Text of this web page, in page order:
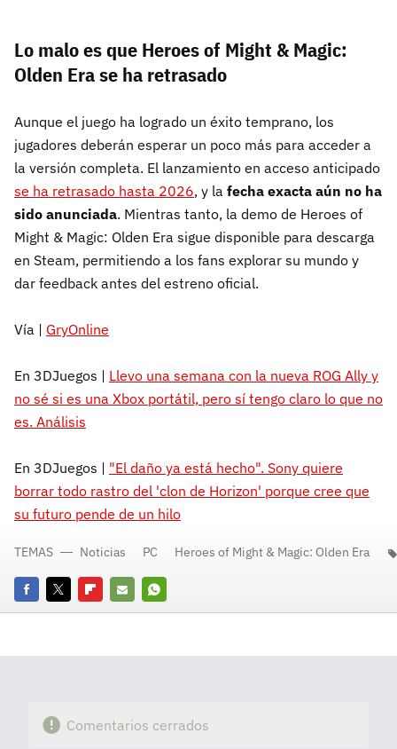
Lo malo es que Heroes of Might & Magic:
Olden Era se ha retrasado
Aunque el juego ha logrado un éxito temprano, los
jugadores deberán esperar un poco más para acceder a
la versión completa. El lanzamiento en acceso anticipado
se ha retrasado hasta 2026, y la fecha exacta aún no ha
sido anunciada. Mientras tanto, la demo de Heroes of
Might & Magic: Olden Era sigue disponible para descarga
en Steam, permitiendo a los fans explorar su mundo y
dar feedback antes del estreno oficial.
Vía | GryOnline
En 3DJuegos | Llevo una semana con la nueva ROG Ally y
no sé si es una Xbox portátil, pero sí tengo claro lo que no
es. Análisis
En 3DJuegos | "El daño ya está hecho". Sony quiere
borrar todo rastro del 'clon de Horizon' porque cree que
su futuro pende de un hilo
FacebookTwitterFlipboard
E-
Whatsapp
TEMAS Noticias PC Heroes of Might & Magic: Olden Era
Comentarios cerrados